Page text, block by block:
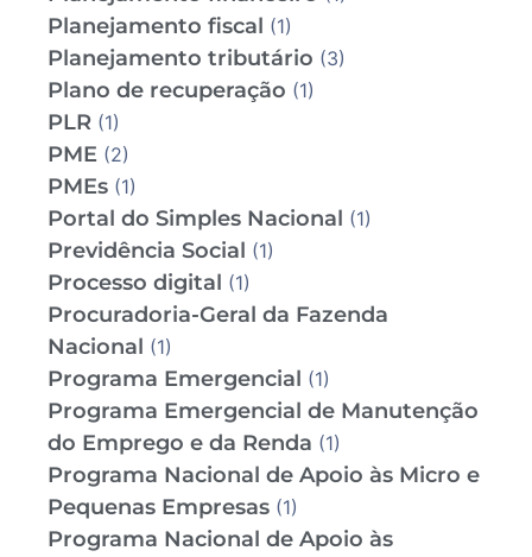
Planejamento fiscal (1)
Planejamento tributário (3)
Plano de recuperação (1)
PLR (1)
PME (2)
PMEs (1)
Portal do Simples Nacional (1)
Previdência Social (1)
Processo digital (1)
Procuradoria-Geral da Fazenda
Nacional (1)
Programa Emergencial (1)
Programa Emergencial de Manutenção
do Emprego e da Renda (1)
Programa Nacional de Apoio às Micro e
Pequenas Empresas (1)
Programa Nacional de Apoio às